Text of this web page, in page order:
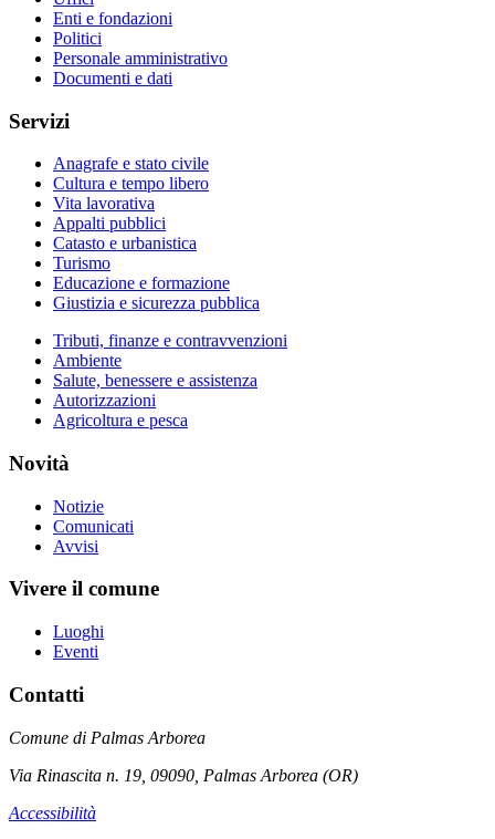
Enti e fondazioni
Politici
Personale amministrativo
Documenti e dati
Servizi
Anagrafe e stato civile
Cultura e tempo libero
Vita lavorativa
Appalti pubblici
Catasto e urbanistica
Turismo
Educazione e formazione
Giustizia e sicurezza pubblica
Tributi, finanze e contravvenzioni
Ambiente
Salute, benessere e assistenza
Autorizzazioni
Agricoltura e pesca
Novità
Notizie
Comunicati
Avvisi
Vivere il comune
Luoghi
Eventi
Contatti
Comune di Palmas Arborea
Via Rinascita n. 19, 09090, Palmas Arborea (OR)
Accessibilità